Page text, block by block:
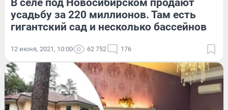
В селе под Новосибирском продают
усадьбу за 220 миллионов. Там есть
гигантский сад и несколько бассейнов
12 июня, 2021, 10:00 62 752 176